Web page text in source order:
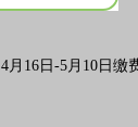
4月16日-5月10日缴